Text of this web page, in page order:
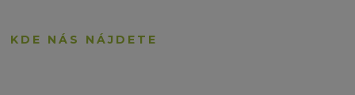
KDE NÁS NÁJDETE